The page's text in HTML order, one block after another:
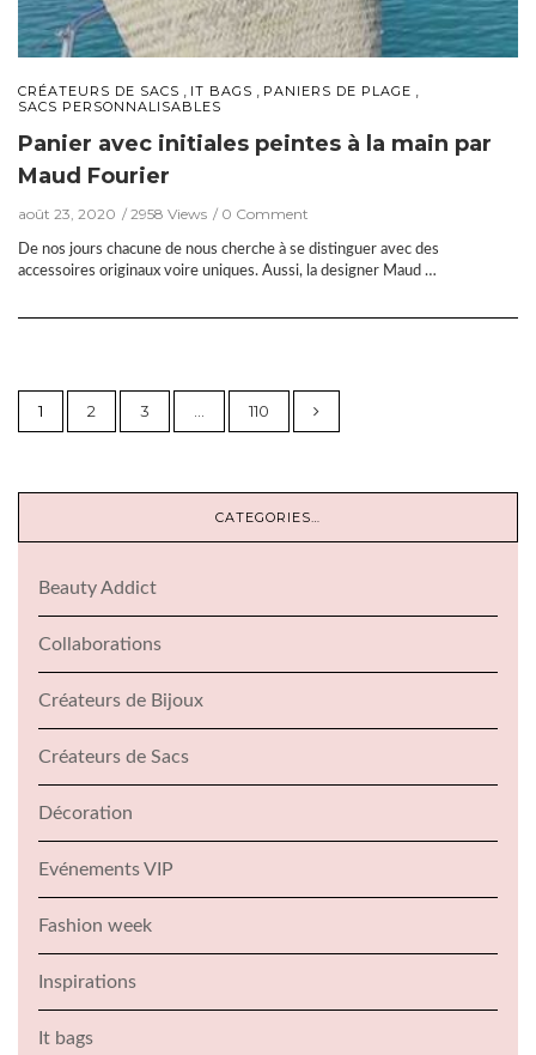
CRÉATEURS DE SACS IT BAGS PANIERS DE PLAGE
SACS PERSONNALISABLES
Panier avec initiales peintes à la main par
Maud Fourier
août 23, 2020 2958 Views 0 Comment
De nos jours chacune de nous cherche à se distinguer avec des
accessoires originaux voire uniques. Aussi, la designer Maud …
1 2 3 110
CATEGORIES…
Beauty Addict
Collaborations
Créateurs de Bijoux
Créateurs de Sacs
Décoration
Evénements VIP
Fashion week
Inspirations
It bags